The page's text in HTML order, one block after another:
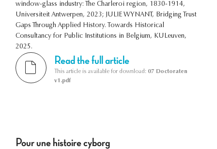
window-glass industry: The Charleroi region, 1830-1914,
Universiteit Antwerpen, 2023; JULIE WYNANT, Bridging Trust
Gaps Through Applied History. Towards Historical
Consultancy for Public Institutions in Belgium, KULeuven,
2025.
Read the full article
This article is available for download: 07 Doctoraten
v1.pdf
Pour une histoire cyborg